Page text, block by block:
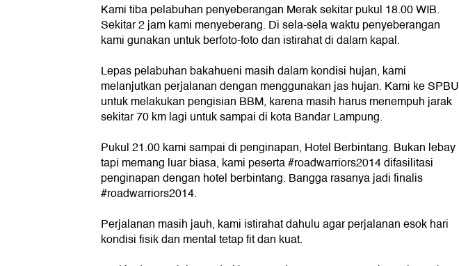
Kami tiba pelabuhan penyeberangan Merak sekitar pukul 18.00 WIB.
Sekitar 2 jam kami menyeberang. Di sela-sela waktu penyeberangan
kami gunakan untuk berfoto-foto dan istirahat di dalam kapal.
Lepas pelabuhan bakahueni masih dalam kondisi hujan, kami
melanjutkan perjalanan dengan menggunakan jas hujan. Kami ke SPBU
untuk melakukan pengisian BBM, karena masih harus menempuh jarak
sekitar 70 km lagi untuk sampai di kota Bandar Lampung.
Pukul 21.00 kami sampai di penginapan, Hotel Berbintang. Bukan lebay
tapi memang luar biasa, kami peserta #roadwarriors2014 difasilitasi
penginapan dengan hotel berbintang. Bangga rasanya jadi finalis
#roadwarriors2014.
Perjalanan masih jauh, kami istirahat dahulu agar perjalanan esok hari
kondisi fisik dan mental tetap fit dan kuat.